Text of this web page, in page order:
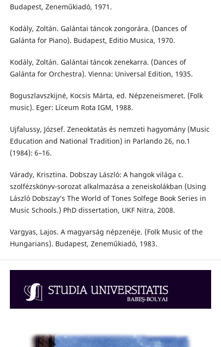
Budapest, Zeneműkiadó, 1971.
Kodály, Zoltán. Galántai táncok zongorára. (Dances of
Galánta for Piano). Budapest, Editio Musica, 1970.
Kodály, Zoltán. Galántai táncok zenekarra. (Dances of
Galánta for Orchestra). Vienna: Universal Edition, 1935.
Boguszlavszkijné, Kocsis Márta, ed. Népzeneismeret. (Folk
music). Eger: Líceum Rota IGM, 1988.
Ujfalussy, József. Zeneoktatás és nemzeti hagyomány (Music
Education and National Tradition) in Parlando 26, no.1
(1984): 6–16.
Várady, Krisztina. Dobszay László: A hangok világa c.
szolfézskönyv-sorozat alkalmazása a zeneiskolákban (Using
László Dobszay’s The World of Tones Solfege Book Series in
Music Schools.) PhD dissertation, UKF Nitra, 2008.
Vargyas, Lajos. A magyarság népzenéje. (Folk Music of the
Hungarians). Budapest, Zeneműkiadó, 1983.